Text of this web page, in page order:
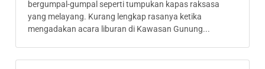
bergumpal-gumpal seperti tumpukan kapas raksasa
yang melayang. Kurang lengkap rasanya ketika
mengadakan acara liburan di Kawasan Gunung...